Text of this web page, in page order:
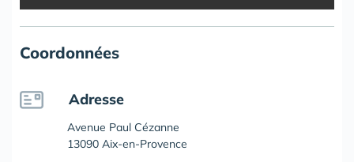
Coordonnées
Adresse
Avenue Paul Cézanne
13090 Aix-en-Provence